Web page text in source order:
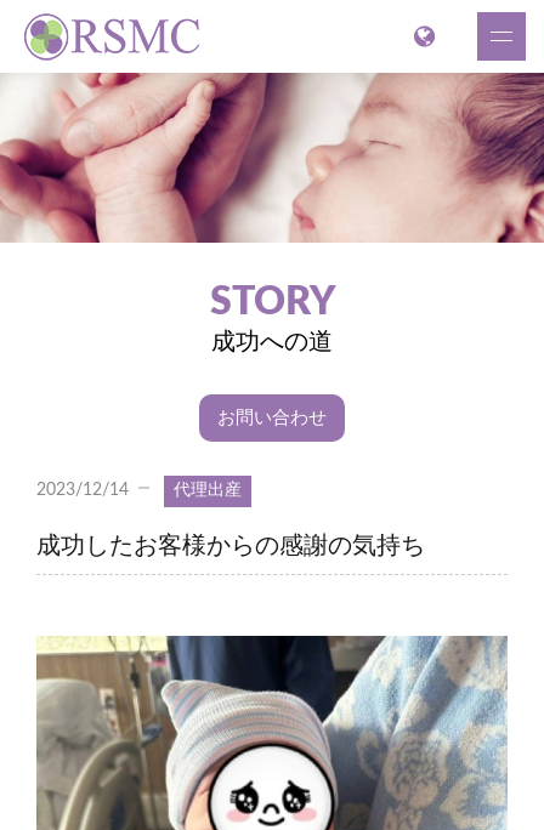
STORY
成功への道
お問い合わせ
2023/12/14 代理出産
成功したお客様からの感謝の気持ち